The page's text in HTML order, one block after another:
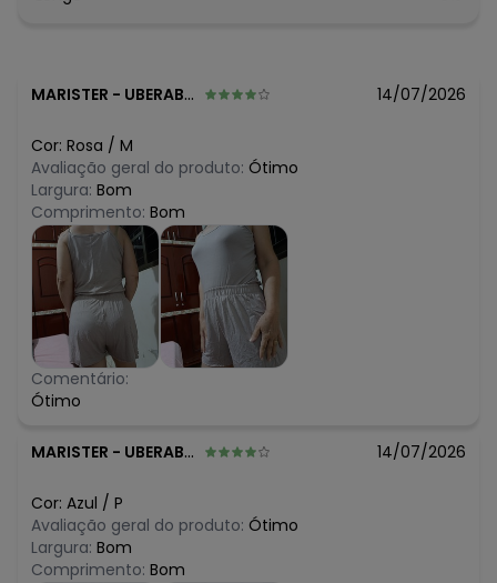
MARISTER - UBERABA - MG 14/07/2026
Cor: Rosa / M
Avaliação geral do produto: Ótimo
Largura: Bom
Comprimento: Bom
Comentário:
Ótimo
MARISTER - UBERABA - MG 14/07/2026
Cor: Azul / P
Avaliação geral do produto: Ótimo
Largura: Bom
Comprimento: Bom